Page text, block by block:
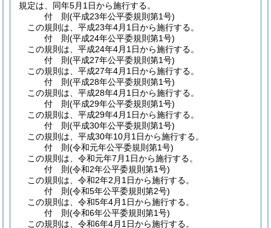
規定は、同年5月1日から施行する。
付 則(平成23年公平委規則第1号)
この規則は、平成23年4月1日から施行する。
付 則(平成24年公平委規則第1号)
この規則は、平成24年4月1日から施行する。
付 則(平成27年公平委規則第1号)
この規則は、平成27年4月1日から施行する。
付 則(平成28年公平委規則第1号)
この規則は、平成28年4月1日から施行する。
付 則(平成29年公平委規則第1号)
この規則は、平成29年4月1日から施行する。
付 則(平成30年公平委規則第1号)
この規則は、平成30年10月1日から施行する。
付 則(令和元年公平委規則第1号)
この規則は、令和元年7月1日から施行する。
付 則(令和2年公平委規則第1号)
この規則は、令和2年2月1日から施行する。
付 則(令和5年公平委規則第2号)
この規則は、令和5年4月1日から施行する。
付 則(令和6年公平委規則第1号)
この規則は、令和6年4月1日から施行する。